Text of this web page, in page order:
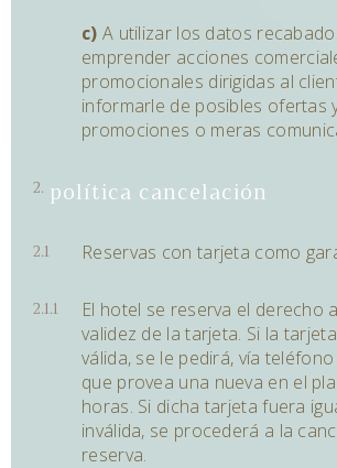
c) A utilizar los datos
emprender acciones
promocionales dirigidas al
informarle de posibles ofertas
promociones o meras
política cancelación
Reservas con tarjeta como
El hotel se reserva el derecho
validez de la tarjeta. Si la
válida, se le pedirá, vía
que provea una nueva en el
horas. Si dicha tarjeta fuera
inválida, se procederá a la
reserva.